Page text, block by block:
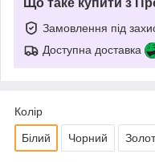
Замовлення під
Доступна доставка
Колір
Білий Чорний